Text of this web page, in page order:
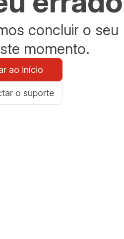
concluir o seu
momento.
ao início
o suporte